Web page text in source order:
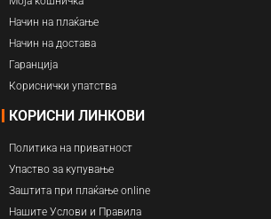
Начин на плаќање
Начин на достава
Гаранција
Кориснички упатства
КОРИСНИ ЛИНКОВИ
Политика на приватност
Упаство за купување
Заштита при плаќање online
Нашите Услови и Правила